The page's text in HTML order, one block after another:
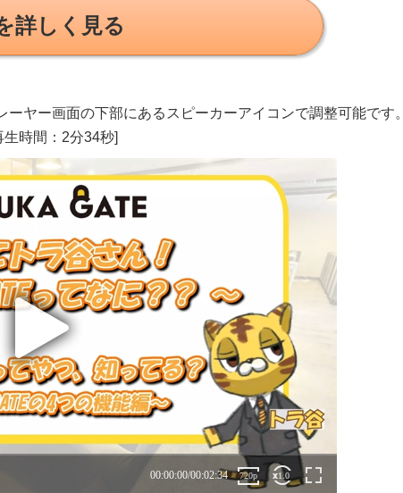
詳しく見る
ヤー画面の下部にあるスピーカーアイコンで調整可能です。
生時間：2分34秒]